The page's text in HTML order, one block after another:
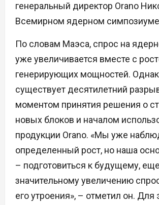
генеральный директор Orano
Всемирном ядерном
По словам Маэса, спрос на
уже увеличивается вместе с
генерирующих мощностей.
существует десятилетний
моментом принятия решения о
новых блоков и началом
продукции Orano. «Мы уже
определенный рост, но наша
– подготовиться к будущему,
значительному увеличению
его утроения», – отметил он. Для